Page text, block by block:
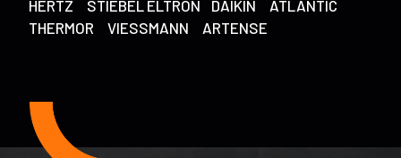
HERTZ STIEBEL ELTRON DAIKIN ATLANTIC
THERMOR VIESSMANN ARTENSE